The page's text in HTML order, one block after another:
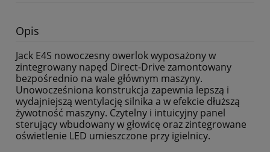
Opis
Jack E4S nowoczesny owerlok wyposażony w
zintegrowany napęd Direct-Drive zamontowany
bezpośrednio na wale głównym maszyny.
Unowocześniona konstrukcja zapewnia lepszą i
wydajniejszą wentylację silnika a w efekcie dłuższą
żywotność maszyny. Czytelny i intuicyjny panel
sterujący wbudowany w głowicę oraz zintegrowane
oświetlenie LED umieszczone przy igielnicy.